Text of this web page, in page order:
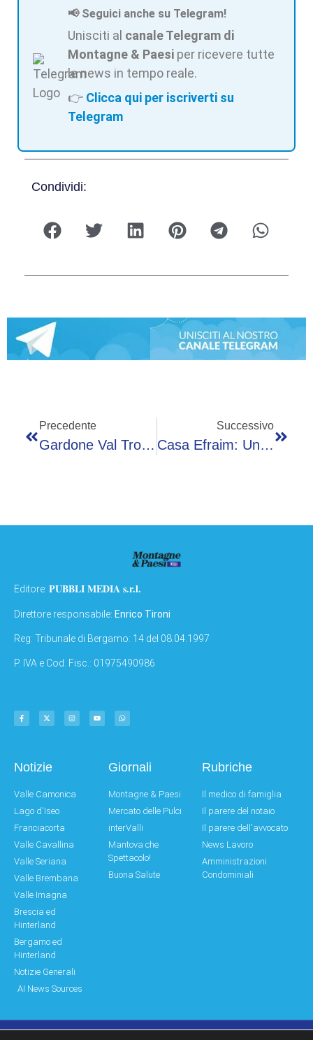
📢 Seguici anche su Telegram!
Unisciti al canale Telegram di
Montagne & Paesi per ricevere tutte
le news in tempo reale.
👉 Clicca qui per iscriverti su
Telegram
Condividi:
Precedente
Gardone Val Trompia: L’associazione “Paola Cammina Con Noi” Dona Due Defibrillatori Alla Comunità
Successivo
Casa Efraim: Un Nuovo Modello Di Autonomia Per Le Persone Con Disabilità
Editore: PUBBLI MEDIA s.r.l.
Direttore responsabile: Enrico Tironi
Reg: Tribunale di Bergamo: 14 del 08.04.1997
P. IVA e Cod. Fisc.: 01975490986
Notizie
Valle Camonica
Lago d'Iseo
Franciacorta
Valle Cavallina
Valle Seriana
Valle Brembana
Valle Imagna
Brescia ed
Hinterland
Bergamo ed
Hinterland
Notizie Generali
AI News Sources
Giornali
Montagne & Paesi
Mercato delle Pulci
interValli
Mantova che
Spettacolo!
Buona Salute
Rubriche
Il medico di famiglia
Il parere del notaio
Il parere dell'avvocato
News Lavoro
Amministrazioni
Condominiali